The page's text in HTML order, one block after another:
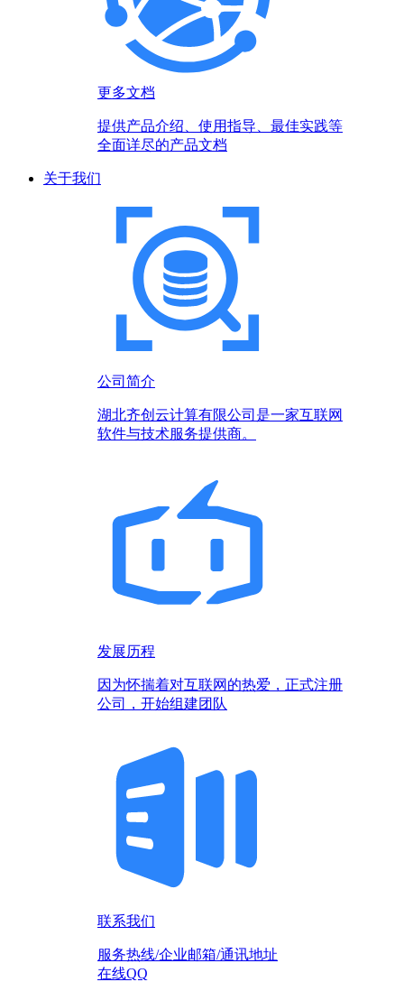
更多文档
提供产品介绍、使用指导、最佳实践等
全面详尽的产品文档
关于我们
公司简介
湖北齐创云计算有限公司是一家互联网
软件与技术服务提供商。
发展历程
因为怀揣着对互联网的热爱，正式注册
公司，开始组建团队
联系我们
服务热线/企业邮箱/通讯地址
在线QQ